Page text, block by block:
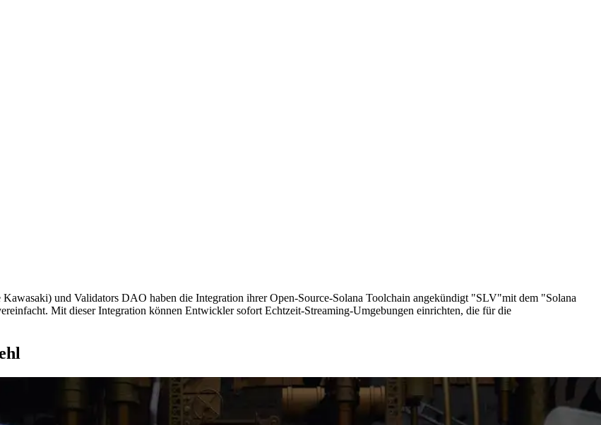
und Validators DAO haben die Integration ihrer Open-Source-Solana Toolchain angekündigt "SLV"mit dem "Solana
Mit dieser Integration können Entwickler sofort Echtzeit-Streaming-Umgebungen einrichten, die für die